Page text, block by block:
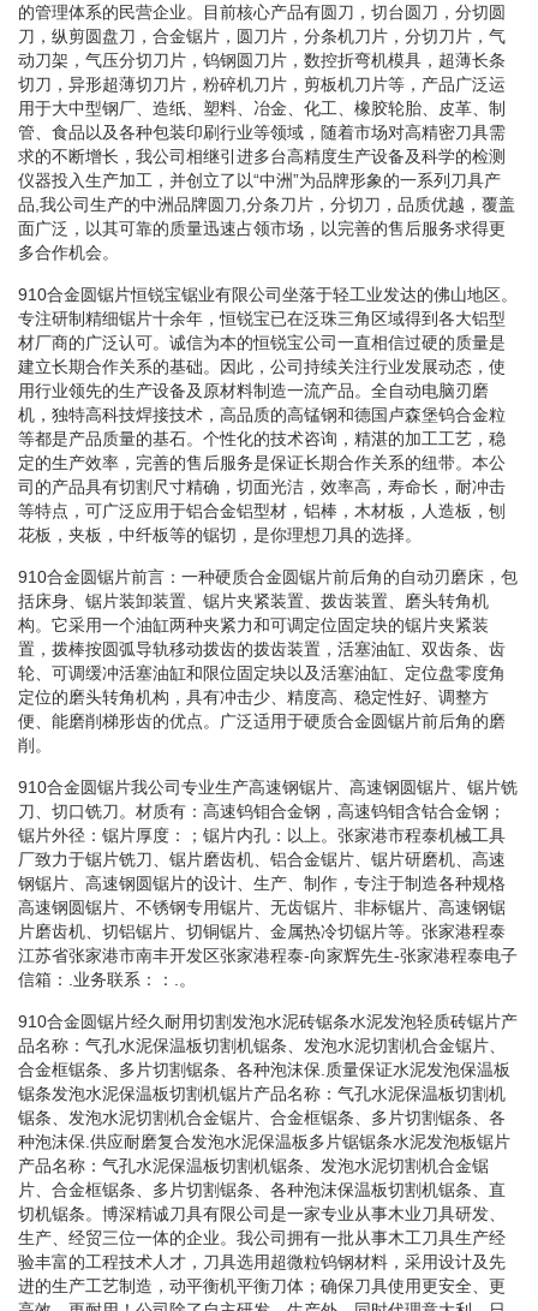
的管理体系的民营企业。目前核心产品有圆刀，切台圆刀，分切圆
刀，纵剪圆盘刀，合金锯片，圆刀片，分条机刀片，分切刀片，气
动刀架，气压分切刀片，钨钢圆刀片，数控折弯机模具，超薄长条
切刀，异形超薄切刀片，粉碎机刀片，剪板机刀片等，产品广泛运
用于大中型钢厂、造纸、塑料、冶金、化工、橡胶轮胎、皮革、制
管、食品以及各种包装印刷行业等领域，随着市场对高精密刀具需
求的不断增长，我公司相继引进多台高精度生产设备及科学的检测
仪器投入生产加工，并创立了以“中洲”为品牌形象的一系列刀具产
品,我公司生产的中洲品牌圆刀,分条刀片，分切刀，品质优越，覆盖
面广泛，以其可靠的质量迅速占领市场，以完善的售后服务求得更
多合作机会。
910合金圆锯片恒锐宝锯业有限公司坐落于轻工业发达的佛山地区。
专注研制精细锯片十余年，恒锐宝已在泛珠三角区域得到各大铝型
材厂商的广泛认可。诚信为本的恒锐宝公司一直相信过硬的质量是
建立长期合作关系的基础。因此，公司持续关注行业发展动态，使
用行业领先的生产设备及原材料制造一流产品。全自动电脑刃磨
机，独特高科技焊接技术，高品质的高锰钢和德国卢森堡钨合金粒
等都是产品质量的基石。个性化的技术咨询，精湛的加工工艺，稳
定的生产效率，完善的售后服务是保证长期合作关系的纽带。本公
司的产品具有切割尺寸精确，切面光洁，效率高，寿命长，耐冲击
等特点，可广泛应用于铝合金铝型材，铝棒，木材板，人造板，刨
花板，夹板，中纤板等的锯切，是你理想刀具的选择。
910合金圆锯片前言：一种硬质合金圆锯片前后角的自动刃磨床，包
括床身、锯片装卸装置、锯片夹紧装置、拨齿装置、磨头转角机
构。它采用一个油缸两种夹紧力和可调定位固定块的锯片夹紧装
置，拨棒按圆弧导轨移动拨齿的拨齿装置，活塞油缸、双齿条、齿
轮、可调缓冲活塞油缸和限位固定块以及活塞油缸、定位盘零度角
定位的磨头转角机构，具有冲击少、精度高、稳定性好、调整方
便、能磨削梯形齿的优点。广泛适用于硬质合金圆锯片前后角的磨
削。
910合金圆锯片我公司专业生产高速钢锯片、高速钢圆锯片、锯片铣
刀、切口铣刀。材质有：高速钨钼合金钢，高速钨钼含钴合金钢；
锯片外径：锯片厚度：；锯片内孔：以上。张家港市程泰机械工具
厂致力于锯片铣刀、锯片磨齿机、铝合金锯片、锯片研磨机、高速
钢锯片、高速钢圆锯片的设计、生产、制作，专注于制造各种规格
高速钢圆锯片、不锈钢专用锯片、无齿锯片、非标锯片、高速钢锯
片磨齿机、切铝锯片、切铜锯片、金属热冷切锯片等。张家港程泰
江苏省张家港市南丰开发区张家港程泰-向家辉先生-张家港程泰电子
信箱：.业务联系：：.。
910合金圆锯片经久耐用切割发泡水泥砖锯条水泥发泡轻质砖锯片产
品名称：气孔水泥保温板切割机锯条、发泡水泥切割机合金锯片、
合金框锯条、多片切割锯条、各种泡沫保.质量保证水泥发泡保温板
锯条发泡水泥保温板切割机锯片产品名称：气孔水泥保温板切割机
锯条、发泡水泥切割机合金锯片、合金框锯条、多片切割锯条、各
种泡沫保.供应耐磨复合发泡水泥保温板多片锯锯条水泥发泡板锯片
产品名称：气孔水泥保温板切割机锯条、发泡水泥切割机合金锯
片、合金框锯条、多片切割锯条、各种泡沫保温板切割机锯条、直
切机锯条。博深精诚刀具有限公司是一家专业从事木业刀具研发、
生产、经贸三位一体的企业。我公司拥有一批从事木工刀具生产经
验丰富的工程技术人才，刀具选用超微粒钨钢材料，采用设计及先
进的生产工艺制造，动平衡机平衡刀体；确保刀具使用更安全、更